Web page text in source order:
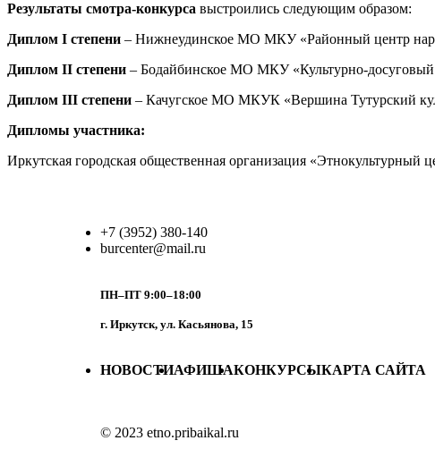
Результаты смотра-конкурса выстроились следующим образом:
Диплом I степени – Нижнеудинское МО МКУ «Районный центр
Диплом II степени – Бодайбинское МО МКУ «Культурно-
Диплом III степени – Качугское МО МКУК «Вершина Тутурский
Дипломы участника:
Иркутская городская общественная организация «Этнокультурный
+7 (3952) 380-140
burcenter@mail.ru
ПН–ПТ 9:00–18:00
г. Иркутск, ул. Касьянова, 15
НОВОСТИАФИШАКОНКУРСЫКАРТА САЙТА
© 2023 etno.pribaikal.ru